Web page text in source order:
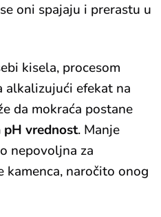
oni spajaju i prerastu u
kisela, procesom
alkalizujući efekat na
da mokraća postane
pH vrednost. Manje
nepovoljna za
naročito onog